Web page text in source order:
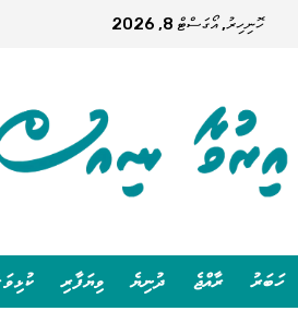
ހޮނިހިރު, އޯގަސްޓް 8, 2026
ހަބަރު ރާއްޖެ ދުނިޔެ ވިޔަފާރި